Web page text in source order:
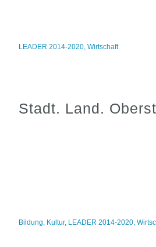
LEADER 2014-2020,Wirtschaft
Stadt. Land.
Bildung, Kultur, LEADER 2014-2020,